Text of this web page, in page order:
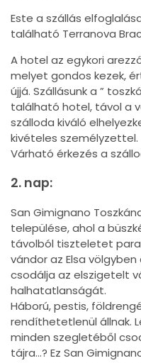
Este a szállás
található Terranova
A hotel az egykori
melyet gondos kezek,
újjá. Szállásunk a ”
található hotel, távol a
szálloda kiváló
kivételes személyzettel.
Várható érkezés a
2. nap:
San Gimignano
települése, ahol a
távolból tiszteletet
vándor az Elsa
csodálja az elszigetelt
halhatatlanságát.
Háború, pestis,
rendíthetetlenül állnak.
minden szegletéből
tájra…? Ez San